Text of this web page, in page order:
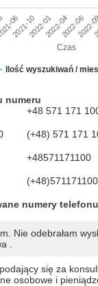
Czas
Ilość wyszukiwań /
06
2021-102022-012022-042022-06
numeru
+48 571 171
(+48) 571 171
+48571171100
(+48)571171100
numery
Nie odebrałam
.
się za
osobowe i